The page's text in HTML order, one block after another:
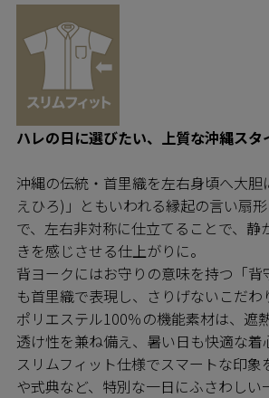
ハレの日に選びたい、上質な沖縄スタ
沖縄の伝統・首里織を左右身頃へ大胆
えひろ)」ともいわれる縁起の言い扇
で、左右非対称に仕立てることで、静
きを感じさせる仕上がりに。
背ヨークにはお守りの意味を持つ「背
も首里織で表現し、さりげないこだわ
ポリエステル100％の機能素材は、遮
透け性を兼ね備え、暑い日も快適な着
スリムフィット仕様でスマートな印象
や式典など、特別な一日にふさわしい